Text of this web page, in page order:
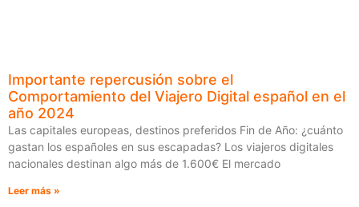
Importante repercusión sobre el
Comportamiento del Viajero Digital español en el
año 2024
Las capitales europeas, destinos preferidos Fin de Año: ¿cuánto
gastan los españoles en sus escapadas? Los viajeros digitales
nacionales destinan algo más de 1.600€ El mercado
Leer más »